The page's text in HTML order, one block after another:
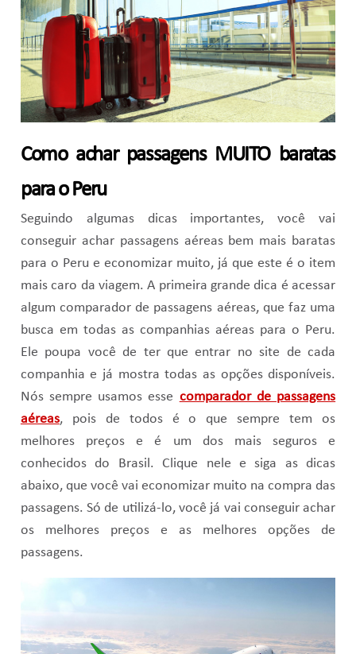
Como achar passagens MUITO baratas
para o Peru
Seguindo algumas dicas importantes, você vai
conseguir achar passagens aéreas bem mais baratas
para o Peru e economizar muito, já que este é o item
mais caro da viagem. A primeira grande dica é acessar
algum comparador de passagens aéreas, que faz uma
busca em todas as companhias aéreas para o Peru.
Ele poupa você de ter que entrar no site de cada
companhia e já mostra todas as opções disponíveis.
Nós sempre usamos esse comparador de passagens
aéreas, pois de todos é o que sempre tem os
melhores preços e é um dos mais seguros e
conhecidos do Brasil. Clique nele e siga as dicas
abaixo, que você vai economizar muito na compra das
passagens. Só de utilizá-lo, você já vai conseguir achar
os melhores preços e as melhores opções de
passagens.